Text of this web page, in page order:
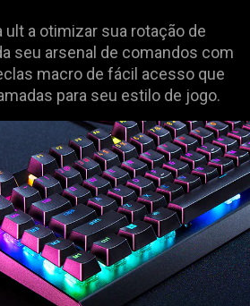
ult a otimizar sua rotação de
seu arsenal de comandos com
macro de fácil acesso que
para seu estilo de jogo.